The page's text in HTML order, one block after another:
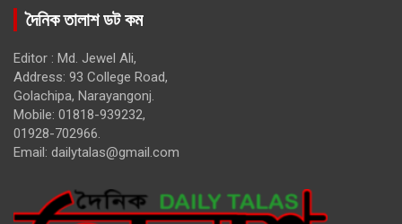
দৈনিক তালাশ ডট কম
Editor : Md. Jewel Ali,
Address: 93 College Road,
Golachipa, Narayangonj.
Mobile: 01818-939232,
01928-702966.
Email: dailytalas@gmail.com